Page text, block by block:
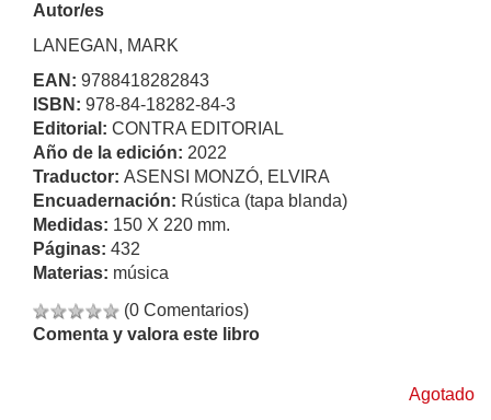
Autor/es
LANEGAN, MARK
EAN: 9788418282843
ISBN: 978-84-18282-84-3
Editorial: CONTRA EDITORIAL
Año de la edición: 2022
Traductor: ASENSI MONZÓ, ELVIRA
Encuadernación: Rústica (tapa blanda)
Medidas: 150 X 220 mm.
Páginas: 432
Materias: música
(0 Comentarios)
Comenta y valora este libro
Agotado